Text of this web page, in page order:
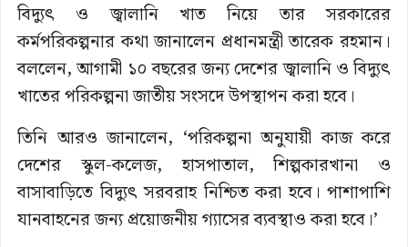
বিদ্যুৎ ও জ্বালানি খাত নিয়ে তার সরকারের
কর্মপরিকল্পনার কথা জানালেন প্রধানমন্ত্রী তারেক রহমান।
বললেন, আগামী ১০ বছরের জন্য দেশের জ্বালানি ও বিদ্যুৎ
খাতের পরিকল্পনা জাতীয় সংসদে উপস্থাপন করা হবে।
তিনি আরও জানালেন, ‘পরিকল্পনা অনুযায়ী কাজ করে
দেশের স্কুল-কলেজ, হাসপাতাল, শিল্পকারখানা ও
বাসাবাড়িতে বিদ্যুৎ সরবরাহ নিশ্চিত করা হবে। পাশাপাশি
যানবাহনের জন্য প্রয়োজনীয় গ্যাসের ব্যবস্থাও করা হবে।’